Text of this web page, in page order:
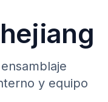
y equipo